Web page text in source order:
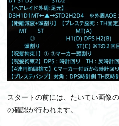
スタートの前には、たいてい画像
の確認が行われます。